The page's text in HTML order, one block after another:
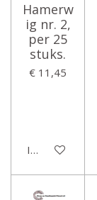
Hamerw
ig nr. 2,
per 25
stuks.
€ 11,45
In winkelwagen